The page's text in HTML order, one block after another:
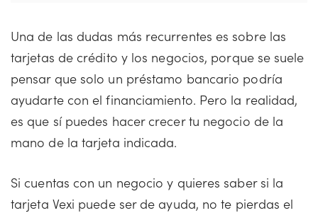
Una de las dudas más recurrentes es sobre las
tarjetas de crédito y los negocios, porque se suele
pensar que solo un préstamo bancario podría
ayudarte con el financiamiento. Pero la realidad,
es que sí puedes hacer crecer tu negocio de la
mano de la tarjeta indicada.
Si cuentas con un negocio y quieres saber si la
tarjeta Vexi puede ser de ayuda, no te pierdas el